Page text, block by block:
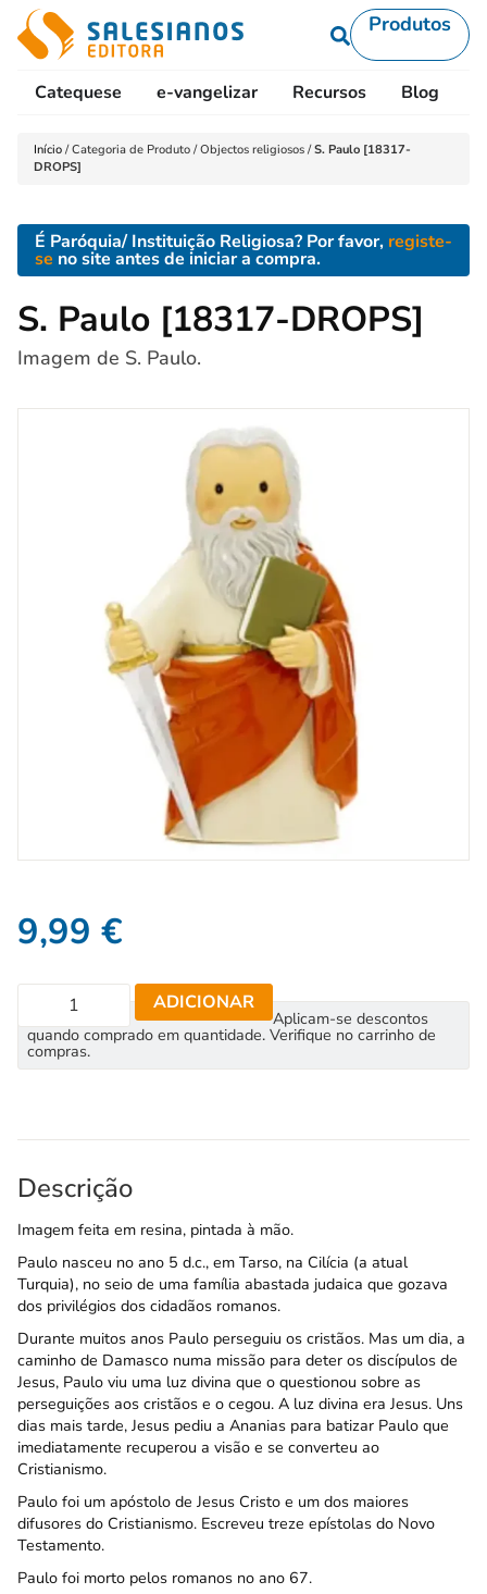
Produtos
Catequese e-vangelizar Recursos Blog
Início /Categoria de Produto /Objectos religiosos /S. Paulo [18317-
DROPS]
É Paróquia/ Instituição Religiosa? Por favor, registe-
se no site antes de iniciar a compra.
S. Paulo [18317-DROPS]
Imagem de S. Paulo.
9,99 €
ADICIONAR
Aplicam-se descontos
quando comprado em quantidade. Verifique no carrinho de
compras.
Descrição
Imagem feita em resina, pintada à mão.
Paulo nasceu no ano 5 d.c., em Tarso, na Cilícia (a atual
Turquia), no seio de uma família abastada judaica que gozava
dos privilégios dos cidadãos romanos.
Durante muitos anos Paulo perseguiu os cristãos. Mas um dia, a
caminho de Damasco numa missão para deter os discípulos de
Jesus, Paulo viu uma luz divina que o questionou sobre as
perseguições aos cristãos e o cegou. A luz divina era Jesus. Uns
dias mais tarde, Jesus pediu a Ananias para batizar Paulo que
imediatamente recuperou a visão e se converteu ao
Cristianismo.
Paulo foi um apóstolo de Jesus Cristo e um dos maiores
difusores do Cristianismo. Escreveu treze epístolas do Novo
Testamento.
Paulo foi morto pelos romanos no ano 67.